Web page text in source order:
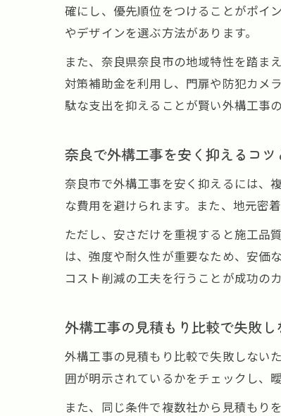
確にし、優先順位をつけることがポイ
やデザインを選ぶ方法があります。
また、奈良県奈良市の地域特性を踏ま
対策補助金を利用し、門扉や防犯カメ
駄な支出を抑えることが賢い外構工事
奈良で外構工事を安く抑えるコツ
奈良市で外構工事を安く抑えるには、
な費用を避けられます。また、地元密
ただし、安さだけを重視すると施工品
は、強度や耐久性が重要なため、安価
コスト削減の工夫を行うことが成功の
外構工事の見積もり比較で失敗し
外構工事の見積もり比較で失敗しない
囲が明示されているかをチェックし、
また、同じ条件で複数社から見積もり